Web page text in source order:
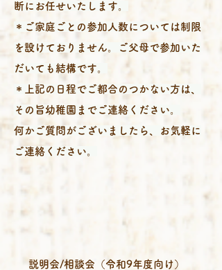
説明会/相談会（令和9年度向け）
断にお任せいたします。
＊ご家庭ごとの参加人数については制限
を設けておりません。ご父母で参加いた
だいても結構です。
＊上記の日程でご都合のつかない方は、
その旨幼稚園までご連絡ください。
何かご質問がございましたら、お気軽に
ご連絡ください。